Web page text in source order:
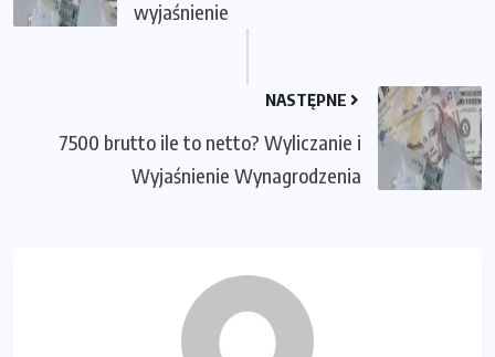
wyjaśnienie
NASTĘPNE
7500 brutto ile to netto? Wyliczanie i
Wyjaśnienie Wynagrodzenia